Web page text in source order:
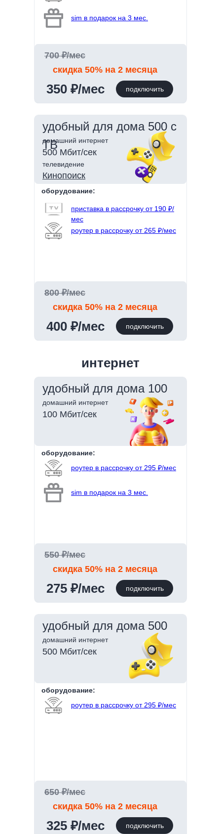
350 ₽/мес
700 ₽/мес
скидка 50% на 2 месяца
sim в подарок на 3 мес.
подключить
домашний интернет
телевидение
500 Мбит/сек
Кинопоиск
400 ₽/мес
800 ₽/мес
скидка 50% на 2 месяца
приставка в рассрочку от 190 ₽/
мес
роутер в рассрочку от 265 ₽/мес
оборудование:
подключить
удобный для дома 500 с
ТВ
интернет
удобный для дома 100
домашний интернет
100 Мбит/сек
275 ₽/мес
550 ₽/мес
скидка 50% на 2 месяца
роутер в рассрочку от 295 ₽/мес
sim в подарок на 3 мес.
оборудование:
подключить
домашний интернет
500 Мбит/сек
325 ₽/мес
650 ₽/мес
скидка 50% на 2 месяца
роутер в рассрочку от 295 ₽/мес
оборудование:
подключить
удобный для дома 500